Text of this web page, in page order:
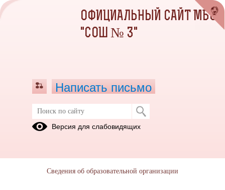
События апреля 2021
ОФИЦИАЛЬНЫЙ САЙТ МБОУ
"СОШ № 3"
Написать письмо
Версия для слабовидящих
Сведения об образовательной организации